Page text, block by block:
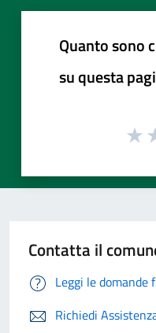
Quanto sono
su questa
Contatta il
Leggi le domande
Richiedi